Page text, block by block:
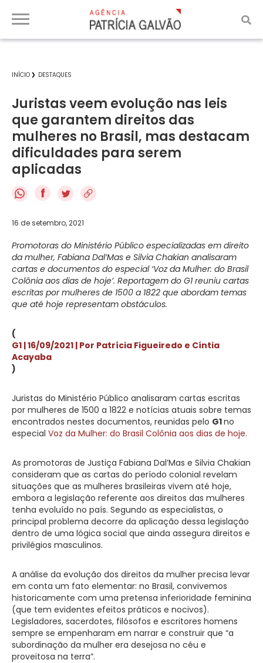
INÍCIO DESTAQUES
Juristas veem evolução nas leis
que garantem direitos das
mulheres no Brasil, mas destacam
dificuldades para serem
aplicadas
f
16 de setembro, 2021
Promotoras do Ministério Público especializadas em direito
da mulher, Fabiana Dal’Mas e Silvia Chakian analisaram
cartas e documentos do especial ‘Voz da Mulher: do Brasil
Colônia aos dias de hoje’. Reportagem do G1 reuniu cartas
escritas por mulheres de 1500 a 1822 que abordam temas
que até hoje representam obstáculos.
(
G1 | 16/09/2021 | Por Patrícia Figueiredo e Cíntia
Acayaba
)
Juristas do Ministério Público analisaram cartas escritas
por mulheres de 1500 a 1822 e notícias atuais sobre temas
encontrados nestes documentos, reunidas pelo G1no
especial Voz da Mulher: do Brasil Colônia aos dias de hoje.
As promotoras de Justiça Fabiana Dal’Mas e Silvia Chakian
consideram que as cartas do período colonial revelam
situações que as mulheres brasileiras vivem até hoje,
embora a legislação referente aos direitos das mulheres
tenha evoluído no país. Segundo as especialistas, o
principal problema decorre da aplicação dessa legislação
dentro de uma lógica social que ainda assegura direitos e
privilégios masculinos.
A análise da evolução dos direitos da mulher precisa levar
em conta um fato elementar: no Brasil, convivemos
historicamente com uma pretensa inferioridade feminina
(que tem evidentes efeitos práticos e nocivos).
Legisladores, sacerdotes, filósofos e escritores homens
sempre se empenharam em narrar e construir que “a
subordinação da mulher era desejosa no céu e
proveitosa na terra”.